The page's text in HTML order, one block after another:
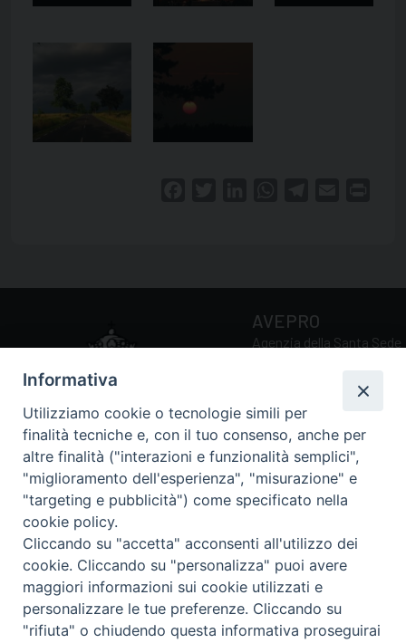
AVEPRO
Agenzia della Santa Sede
Promozione della Qualità
delle Università e Facoltà
Ecclesiastiche
Via della Conciliazione, 5
00193 Roma (RM)
0039 06 69885211
Email:avepro@avepro.va
Italiano English Français
Deutsch
Informativa
Utilizziamo cookie o tecnologie simili per
finalità tecniche e, con il tuo consenso, anche per
altre finalità ("interazioni e funzionalità semplici",
"miglioramento dell'esperienza", "misurazione" e
"targeting e pubblicità") come specificato nella
cookie policy.
Cliccando su "accetta" acconsenti all'utilizzo dei
cookie. Cliccando su "personalizza" puoi avere
maggiori informazioni sui cookie utilizzati e
personalizzare le tue preferenze. Cliccando su
"rifiuta" o chiudendo questa informativa proseguirai